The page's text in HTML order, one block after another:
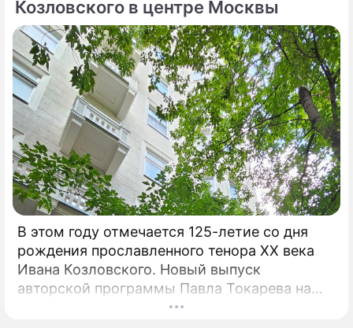
Зрителями фестиваля стали больше 17
тысяч человек, а гостями – свыше 400
человек.
Козловского в центре Москвы
В этом году отмечается 125-летие со дня
рождения прославленного тенора XX века
Ивана Козловского. Новый выпуск
авторской программы Павла Токарева на
платформе VK "Сады искусств" посвящен